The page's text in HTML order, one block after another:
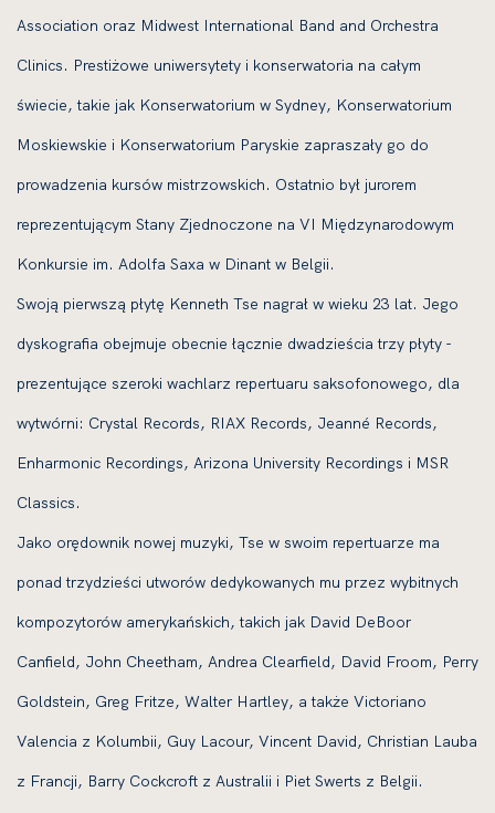
Association oraz Midwest International Band and Orchestra
Clinics. Prestiżowe uniwersytety i konserwatoria na całym
świecie, takie jak Konserwatorium w Sydney, Konserwatorium
Moskiewskie i Konserwatorium Paryskie zapraszały go do
prowadzenia kursów mistrzowskich. Ostatnio był jurorem
reprezentującym Stany Zjednoczone na VI Międzynarodowym
Konkursie im. Adolfa Saxa w Dinant w Belgii.
Swoją pierwszą płytę Kenneth Tse nagrał w wieku 23 lat. Jego
dyskografia obejmuje obecnie łącznie dwadzieścia trzy płyty -
prezentujące szeroki wachlarz repertuaru saksofonowego, dla
wytwórni: Crystal Records, RIAX Records, Jeanné Records,
Enharmonic Recordings, Arizona University Recordings i MSR
Classics.
Jako orędownik nowej muzyki, Tse w swoim repertuarze ma
ponad trzydzieści utworów dedykowanych mu przez wybitnych
kompozytorów amerykańskich, takich jak David DeBoor
Canfield, John Cheetham, Andrea Clearfield, David Froom, Perry
Goldstein, Greg Fritze, Walter Hartley, a także Victoriano
Valencia z Kolumbii, Guy Lacour, Vincent David, Christian Lauba
z Francji, Barry Cockcroft z Australii i Piet Swerts z Belgii.